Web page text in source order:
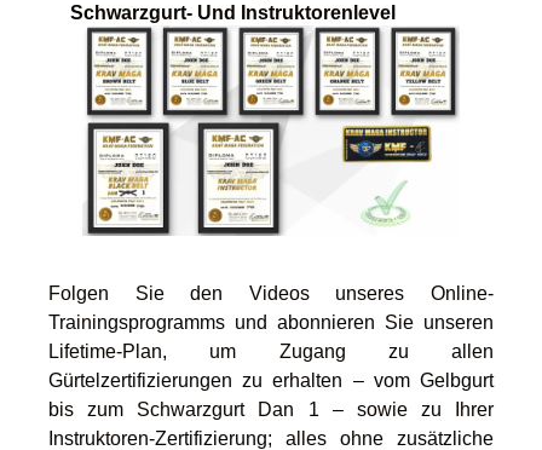
Schwarzgurt- Und Instruktorenlevel
Folgen Sie den Videos unseres Online-
Trainingsprogramms und abonnieren Sie unseren
Lifetime-Plan, um Zugang zu allen
Gürtelzertifizierungen zu erhalten – vom Gelbgurt
bis zum Schwarzgurt Dan 1 – sowie zu Ihrer
Instruktoren-Zertifizierung; alles ohne zusätzliche